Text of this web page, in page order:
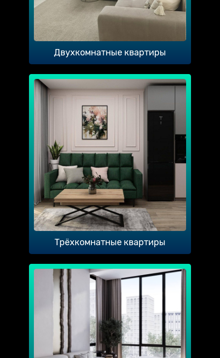
Двухкомнатные квартиры
Трёхкомнатные квартиры